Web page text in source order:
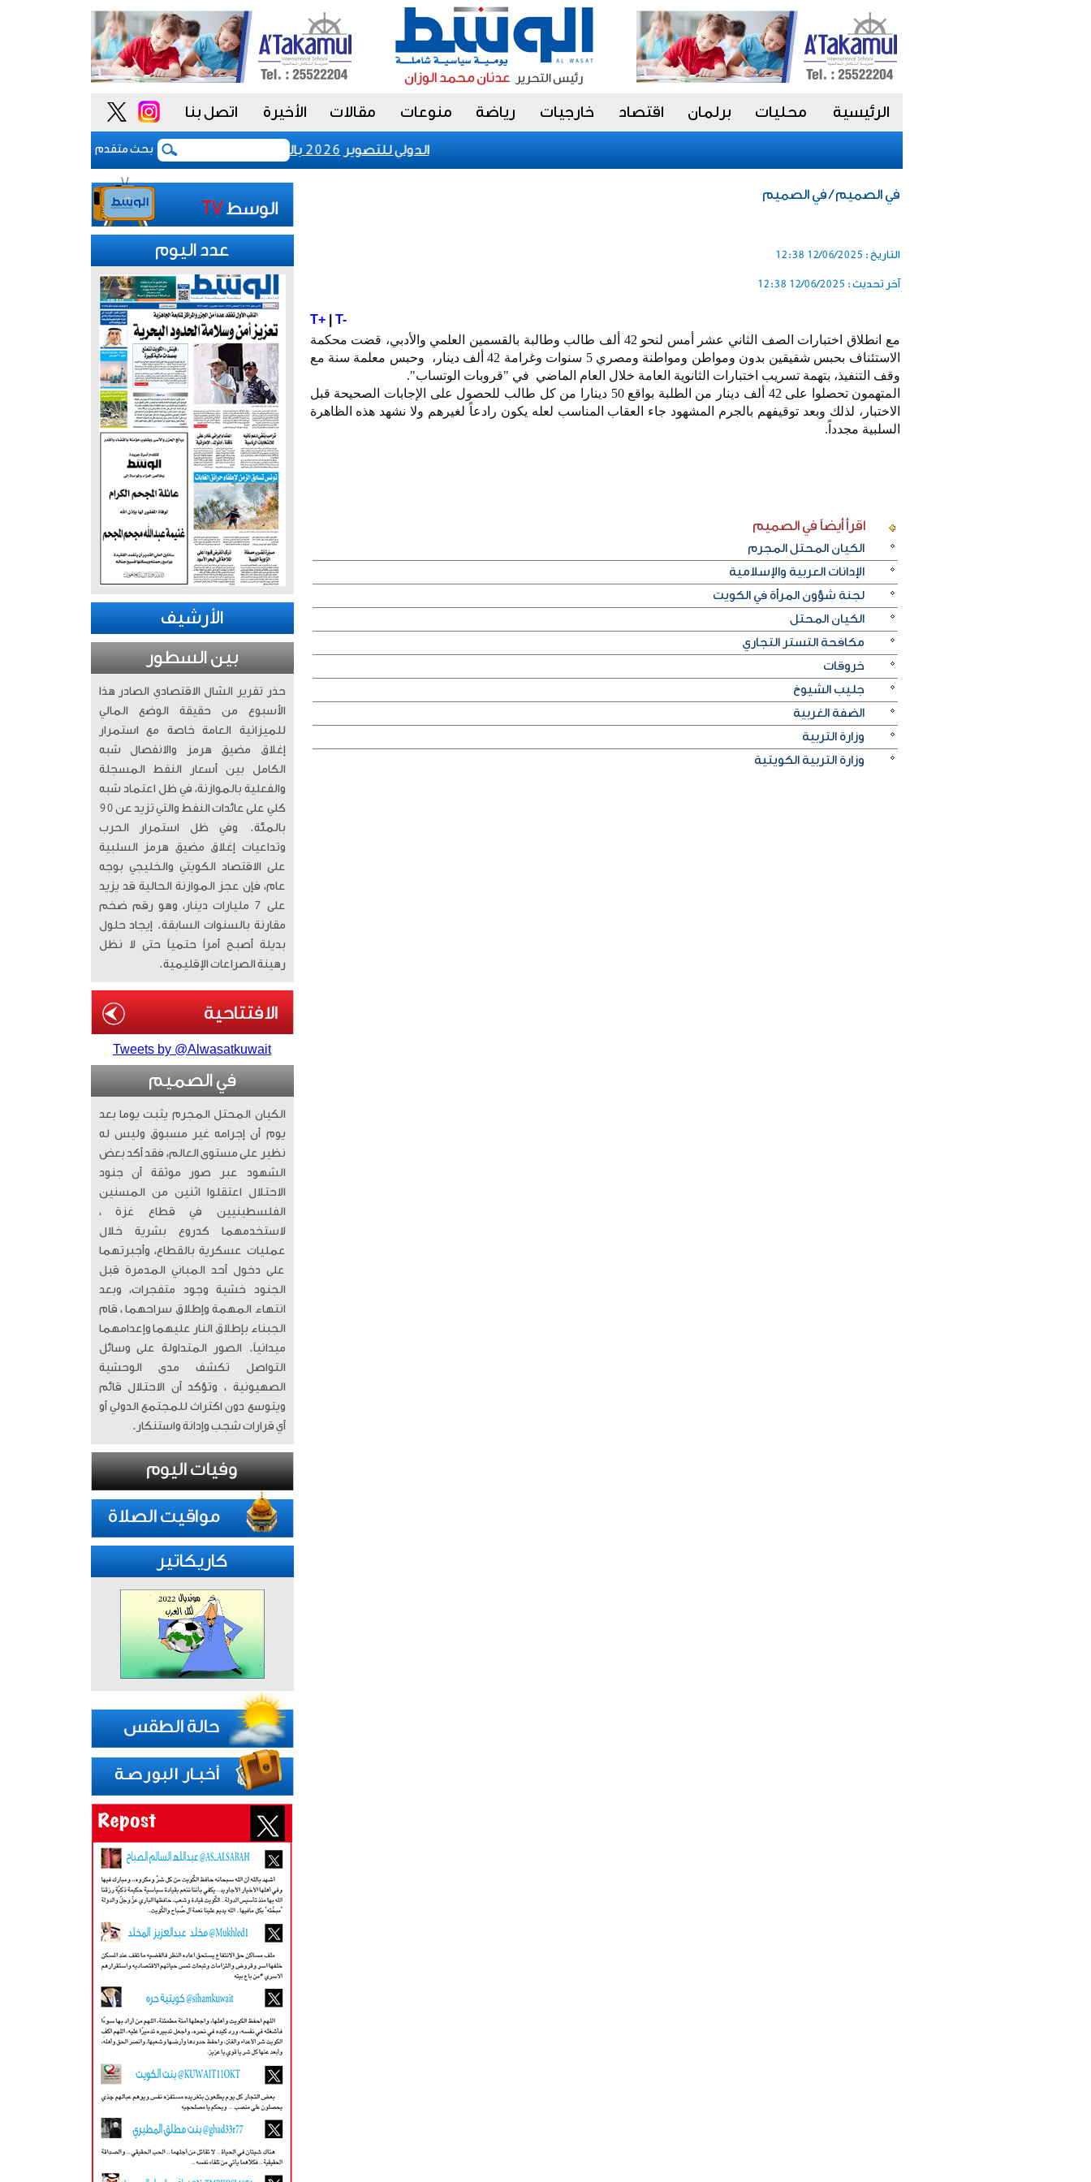
الرئيسية محليات برلمان اقتصاد خارجيات رياضة منوعات مقالات الأخيرة اتصل بنا
بحث متقدم الكويت تحقق إنجازا عالميا في بينالي fiap الدولي للتصوير 2026 بالبرازيل رفع رسوم تسجيل شركات نظم
في الصميم / في الصميم
التاريخ : 12/06/2025 12:38
آخر تحديث : 12/06/2025 12:38
T+| T-
مع انطلاق اختبارات الصف الثاني عشر أمس لنحو 42 ألف طالب وطالبة بالقسمين العلمي والأدبي، قضت محكمة
الاستئناف بحبس شقيقين بدون ومواطن ومواطنة ومصري 5 سنوات وغرامة 42 ألف دينار، وحبس معلمة سنة مع
وقف التنفيذ، بتهمة تسريب اختبارات الثانوية العامة خلال العام الماضي في "قروبات الوتساب".
المتهمون تحصلوا على 42 ألف دينار من الطلبة بواقع 50 دينارا من كل طالب للحصول على الإجابات الصحيحة قبل
الاختبار، لذلك وبعد توقيفهم بالجرم المشهود جاء العقاب المناسب لعله يكون رادعاً لغيرهم ولا نشهد هذه الظاهرة
السلبية مجدداً.
اقرأ أيضاً في الصميم
الكيان المحتل المجرم
الإدانات العربية والإسلامية
لجنة شؤون المرأة في الكويت
الكيان المحتل
مكافحة التستر التجاري
خروقات
جليب الشيوخ
الضفة الغربية
وزارة التربية
وزارة التربية الكويتية
عدد اليوم
الأرشيف
بين السطور
حذر تقرير الشال الاقتصادي الصادر هذا
الأسبوع من حقيقة الوضع المالي
للميزانية العامة خاصة مع استمرار
إغلاق مضيق هرمز والانفصال شبه
الكامل بين أسعار النفط المسجلة
والفعلية بالموازنة، في ظل اعتماد شبه
كلي على عائدات النفط والتي تزيد عن 90
بالمئة. وفي ظل استمرار الحرب
وتداعيات إغلاق مضيق هرمز السلبية
على الاقتصاد الكويتي والخليجي بوجه
عام، فإن عجز الموازنة الحالية قد يزيد
على 7 مليارات دينار، وهو رقم ضخم
مقارنة بالسنوات السابقة. إيجاد حلول
بديلة أصبح أمراً حتمياً حتى لا نظل
رهينة الصراعات الإقليمية.
Tweets by @Alwasatkuwait
في الصميم
الكيان المحتل المجرم يثبت يوما بعد
يوم أن إجرامه غير مسبوق وليس له
نظير على مستوى العالم، فقد أكد بعض
الشهود عبر صور موثقة أن جنود
الاحتلال اعتقلوا اثنين من المسنين
الفلسطينيين في قطاع غزة ،
لاستخدمهما كدروع بشرية خلال
عمليات عسكرية بالقطاع، وأجبرتهما
على دخول أحد المباني المدمرة قبل
الجنود خشية وجود متفجرات، وبعد
انتهاء المهمة وإطلاق سراحهما ، قام
الجبناء بإطلاق النار عليهما وإعدامهما
ميدانياً. الصور المتداولة على وسائل
التواصل تكشف مدى الوحشية
الصهيونية ، وتؤكد أن الاحتلال قائم
ويتوسع دون اكتراث للمجتمع الدولي أو
أي قرارات شجب وإدانة واستنكار.
كاريكاتير